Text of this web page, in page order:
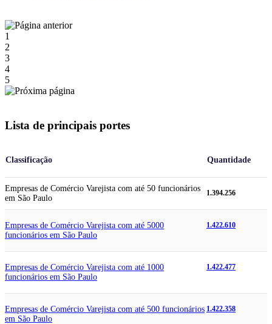
1
2
3
4
5
Lista de principais portes
Classificação Quantidade
Empresas de Comércio Varejista com até 50 funcionários
em São Paulo
1.394.256
Empresas de Comércio Varejista com até 5000
funcionários em São Paulo
1.422.610
Empresas de Comércio Varejista com até 1000
funcionários em São Paulo
1.422.477
Empresas de Comércio Varejista com até 500 funcionários
em São Paulo
1.422.358